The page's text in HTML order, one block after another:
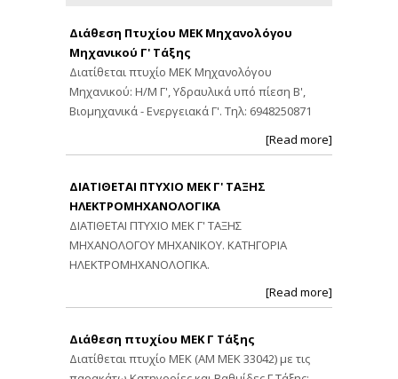
Διάθεση Πτυχίου ΜΕΚ Μηχανολόγου
Μηχανικού Γ' Τάξης
Διατίθεται πτυχίο ΜΕΚ Μηχανολόγου
Μηχανικού: Η/Μ Γ', Υδραυλικά υπό πίεση Β',
Βιομηχανικά - Ενεργειακά Γ'. Τηλ: 6948250871
[Read more]
ΔΙΑΤΙΘΕΤΑΙ ΠΤΥΧΙΟ ΜΕΚ Γ' ΤΑΞΗΣ
ΗΛΕΚΤΡΟΜΗΧΑΝΟΛΟΓΙΚΑ
ΔΙΑΤΙΘΕΤΑΙ ΠΤΥΧΙΟ ΜΕΚ Γ' ΤΑΞΗΣ
ΜΗΧΑΝΟΛΟΓΟΥ ΜΗΧΑΝΙΚΟΥ. ΚΑΤΗΓΟΡΙΑ
ΗΛΕΚΤΡΟΜΗΧΑΝΟΛΟΓΙΚΑ.
[Read more]
Διάθεση πτυχίου ΜΕΚ Γ Τάξης
Διατίθεται πτυχίο ΜΕΚ (ΑΜ ΜΕΚ 33042) με τις